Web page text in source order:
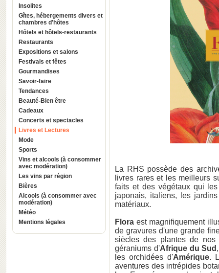
Insolites
Gîtes, hébergements divers et
chambres d'hôtes
Hôtels et hôtels-restaurants
Restaurants
Expositions et salons
Festivals et fêtes
Gourmandises
Savoir-faire
Tendances
Beauté-Bien être
Cadeaux
Concerts et spectacles
Livres et Lectures
Mode
Sports
Vins et alcools (à consommer
avec modération)
Les vins par région
Bières
Alcools (à consommer avec
modération)
Météo
Mentions légales
La RHS possède des
livres rares et les meilleurs
faits et des végétaux qui
japonais, italiens, les
matériaux.
Flora est magnifiquement
de gravures d'une grande
siècles des plantes de
géraniums d'Afrique du Sud
les orchidées d'Amérique.
aventures des intrépides